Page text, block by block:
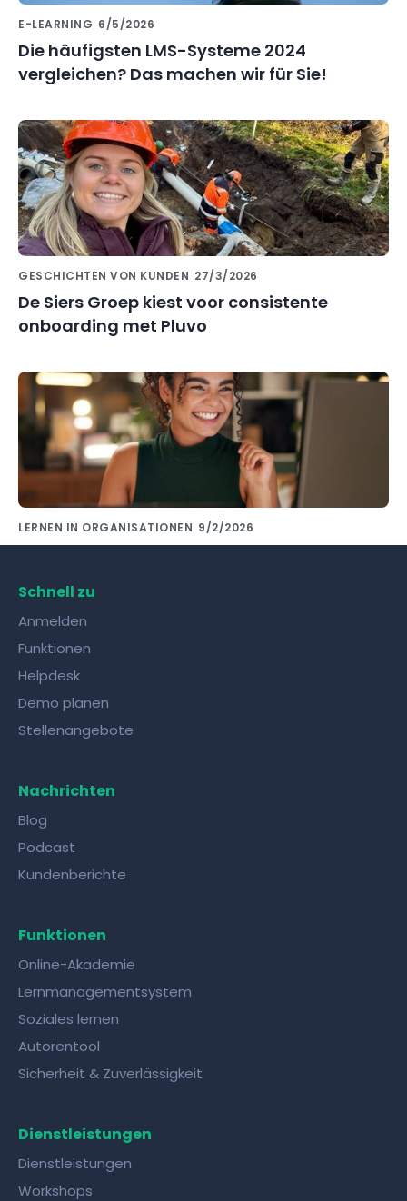
E-LEARNING 6/5/2026
Die häufigsten LMS-Systeme 2024
vergleichen? Das machen wir für Sie!
GESCHICHTEN VON KUNDEN 27/3/2026
De Siers Groep kiest voor consistente
onboarding met Pluvo
LERNEN IN ORGANISATIONEN 9/2/2026
Schnell zu
Anmelden
Funktionen
Helpdesk
Demo planen
Stellenangebote
Nachrichten
Blog
Podcast
Kundenberichte
Funktionen
Online-Akademie
Lernmanagementsystem
Soziales lernen
Autorentool
Sicherheit & Zuverlässigkeit
Dienstleistungen
Dienstleistungen
Workshops